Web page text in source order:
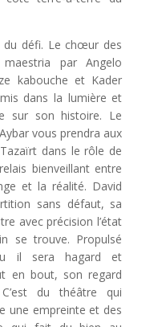
du défi. Le chœur des
par Angelo
kabouche et Kader
dans la lumière et
sur son histoire. Le
vous prendra aux
dans le rôle de
bienveillant entre
et la réalité. David
sans défaut, sa
avec précision l’état
se trouve. Propulsé
il sera hagard et
en bout, son regard
du théâtre qui
une empreinte et des